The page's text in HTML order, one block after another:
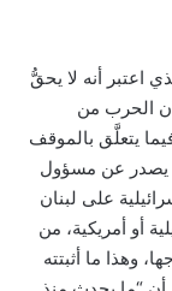
اعتبر أنه لا يحقُّ
الحرب من
يتعلَّق بالموقف
يصدر عن مسؤول
على لبنان
أو أمريكية، من
وهذا ما أثبتته